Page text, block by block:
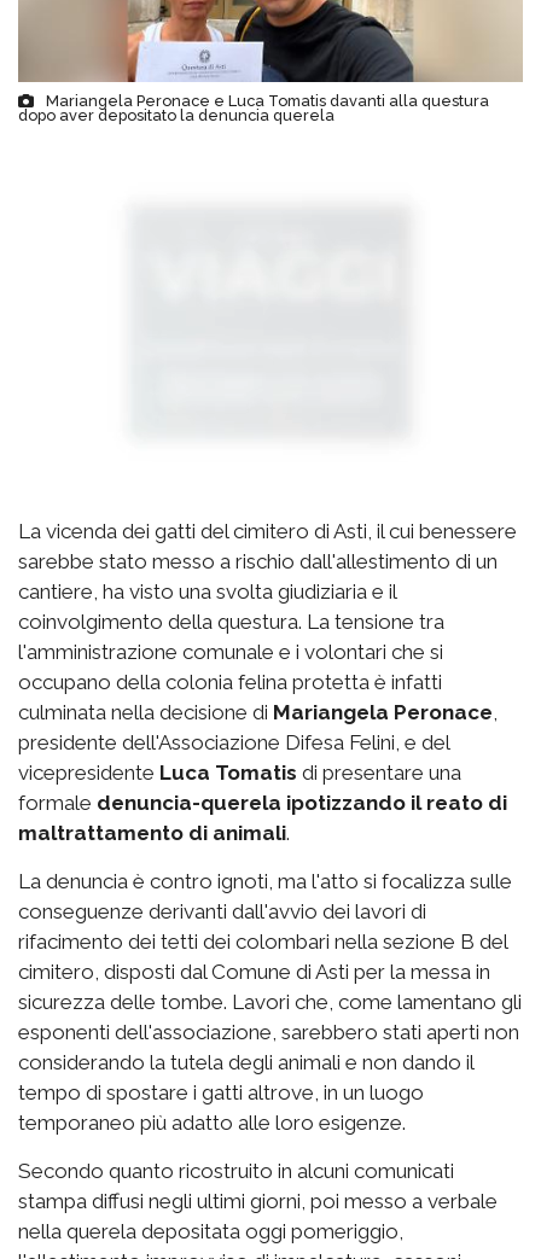
Mariangela Peronace e Luca Tomatis davanti alla questura
dopo aver depositato la denuncia querela
La vicenda dei gatti del cimitero di Asti, il cui benessere
sarebbe stato messo a rischio dall'allestimento di un
cantiere, ha visto una svolta giudiziaria e il
coinvolgimento della questura. La tensione tra
l'amministrazione comunale e i volontari che si
occupano della colonia felina protetta è infatti
culminata nella decisione di Mariangela Peronace,
presidente dell'Associazione Difesa Felini, e del
vicepresidente Luca Tomatis di presentare una
formale denuncia-querela ipotizzando il reato di
maltrattamento di animali.
La denuncia è contro ignoti, ma l'atto si focalizza sulle
conseguenze derivanti dall'avvio dei lavori di
rifacimento dei tetti dei colombari nella sezione B del
cimitero, disposti dal Comune di Asti per la messa in
sicurezza delle tombe. Lavori che, come lamentano gli
esponenti dell'associazione, sarebbero stati aperti non
considerando la tutela degli animali e non dando il
tempo di spostare i gatti altrove, in un luogo
temporaneo più adatto alle loro esigenze.
Secondo quanto ricostruito in alcuni comunicati
stampa diffusi negli ultimi giorni, poi messo a verbale
nella querela depositata oggi pomeriggio,